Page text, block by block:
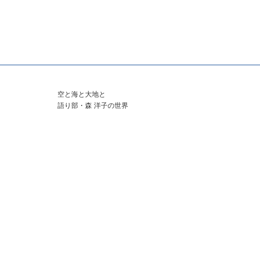
空と海と大地と
語り部・森 洋子の世界